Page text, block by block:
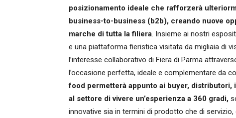
posizionamento ideale che rafforzerà
business-to-business (b2b), creando nuove
marche di tutta la filiera. Insieme ai nostri
e una piattaforma fieristica visitata da migliaia di
l’interesse collaborativo di Fiera di Parma
l’occasione perfetta, ideale e complementare da
food permetterà appunto ai buyer,
al settore di vivere un’esperienza a 360 gradi,
innovative sia in termini di prodotto che di